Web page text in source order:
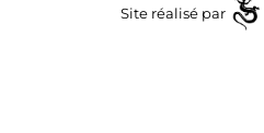
Site réalisé par